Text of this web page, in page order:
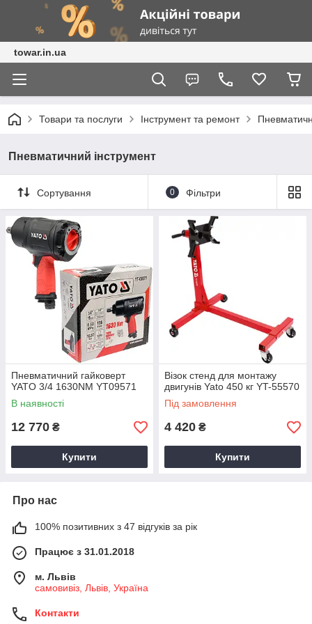
towar.in.ua
Товари та послуги Інструмент та ремонт
Пневматичний інструмент
Сортування 0 Фільтри
Пневматичний гайковерт
YATO 3/4 1630NM YT09571
В наявності
12 770 ₴
Купити
Візок стенд для монтажу
двигунів Yato 450 кг YT-55570
Під замовлення
4 420 ₴
Купити
Про нас
100% позитивних з 47 відгуків за рік
Працює з 31.01.2018
м. Львів
самовивіз, Львів, Україна
Контакти